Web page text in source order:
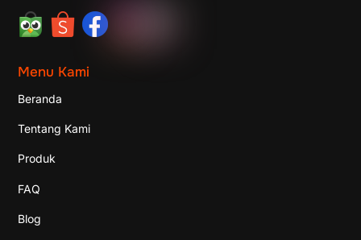
Menu Kami
Beranda
Tentang Kami
Produk
FAQ
Blog